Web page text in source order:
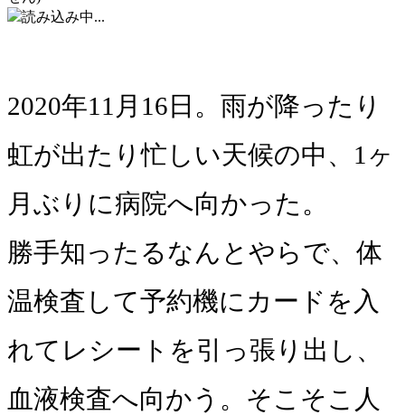
読み込み中...
2020年11月16日。雨が降ったり
虹が出たり忙しい天候の中、1ヶ
月ぶりに病院へ向かった。
勝手知ったるなんとやらで、体
温検査して予約機にカードを入
れてレシートを引っ張り出し、
血液検査へ向かう。そこそこ人